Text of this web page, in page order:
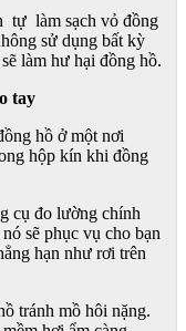
tự làm sạch vỏ đồng
sử dụng bất kỳ
làm hư hại đồng hồ.
hồ ở một nơi
hộp kín khi đồng
cụ đo lường chính
sẽ phục vụ cho bạn
hạn như rơi trên
tránh mồ hôi nặng.